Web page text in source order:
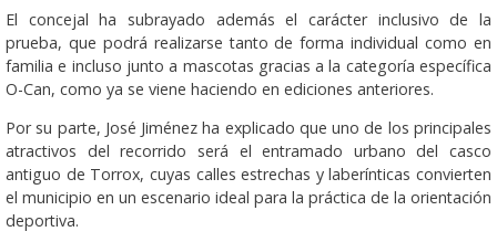
El concejal ha subrayado además el carácter inclusivo de la
prueba, que podrá realizarse tanto de forma individual como en
familia e incluso junto a mascotas gracias a la categoría específica
O-Can, como ya se viene haciendo en ediciones anteriores.
Por su parte, José Jiménez ha explicado que uno de los principales
atractivos del recorrido será el entramado urbano del casco
antiguo de Torrox, cuyas calles estrechas y laberínticas convierten
el municipio en un escenario ideal para la práctica de la orientación
deportiva.